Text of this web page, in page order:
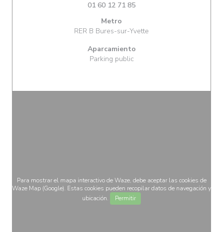
01 60 12 71 85
Metro
RER B Bures-sur-Yvette
Aparcamiento
Parking public
Para mostrar el mapa interactivo de Waze, debe aceptar las cookies de
Waze Map (Google). Estas cookies pueden recopilar datos de navegación y
ubicación.
Permitir